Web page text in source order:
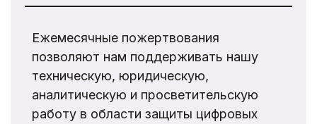
Ежемесячные пожертвования
позволяют нам поддерживать нашу
техническую, юридическую,
аналитическую и просветительскую
работу в области защиты цифровых